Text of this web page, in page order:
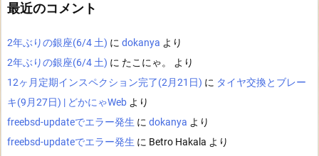
最近のコメント
2年ぶりの銀座(6/4 土) に dokanya より
2年ぶりの銀座(6/4 土) に たこにゃ。
より
12ヶ月定期インスペクション完了(2月21日) に タイヤ交換とブレー
キ(9月27日) | どかにゃWeb より
freebsd-updateでエラー発生 に dokanya より
freebsd-updateでエラー発生 に Betro Hakala より